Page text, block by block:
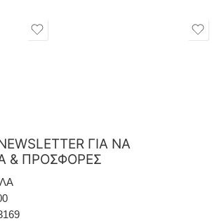
ΓΙΑ ΝΑ
& ΠΡΟΣΦΟΡΕΣ